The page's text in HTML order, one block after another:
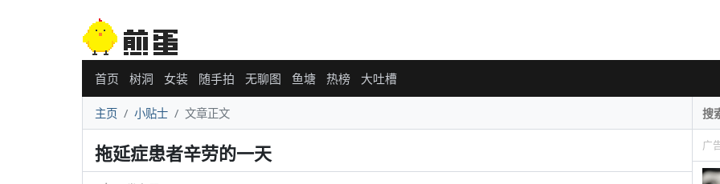
首页 树洞 女装 随手拍 无聊图 鱼塘 热榜 大吐槽
主页 小贴士 文章正文
拖延症患者辛劳的一天 广